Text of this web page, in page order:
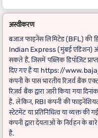
अस्वीकरण
बजाज फाइनेंस लिमिटेड (BFL) की
Indian Express (मुंबई एडिशन)
सकते हैं, जिसमें पब्लिक डिपॉज़िट
दिए गए हैं या https://
कंपनी के पास भारतीय रिज़र्व बैंक
रिज़र्व बैंक द्वारा जारी किया गया
है. लेकिन, RBI कंपनी की फाइनेंशियल
स्टेटमेंट या प्रतिनिधित्व या व्यक्त
कंपनी द्वारा देयताओं के निर्वहन के
है.